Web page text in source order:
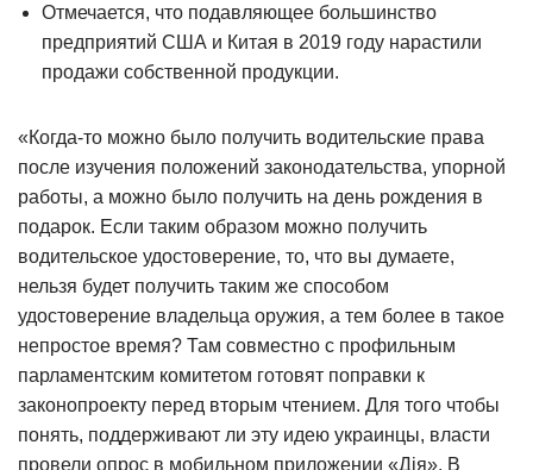
Отмечается, что подавляющее большинство
предприятий США и Китая в 2019 году нарастили
продажи собственной продукции.
«Когда-то можно было получить водительские права
после изучения положений законодательства, упорной
работы, а можно было получить на день рождения в
подарок. Если таким образом можно получить
водительское удостоверение, то, что вы думаете,
нельзя будет получить таким же способом
удостоверение владельца оружия, а тем более в такое
непростое время? Там совместно с профильным
парламентским комитетом готовят поправки к
законопроекту перед вторым чтением. Для того чтобы
понять, поддерживают ли эту идею украинцы, власти
провели опрос в мобильном приложении «Дія». В